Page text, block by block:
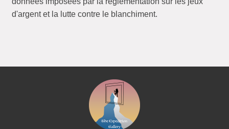
d'argent et la lutte contre le blanchiment.